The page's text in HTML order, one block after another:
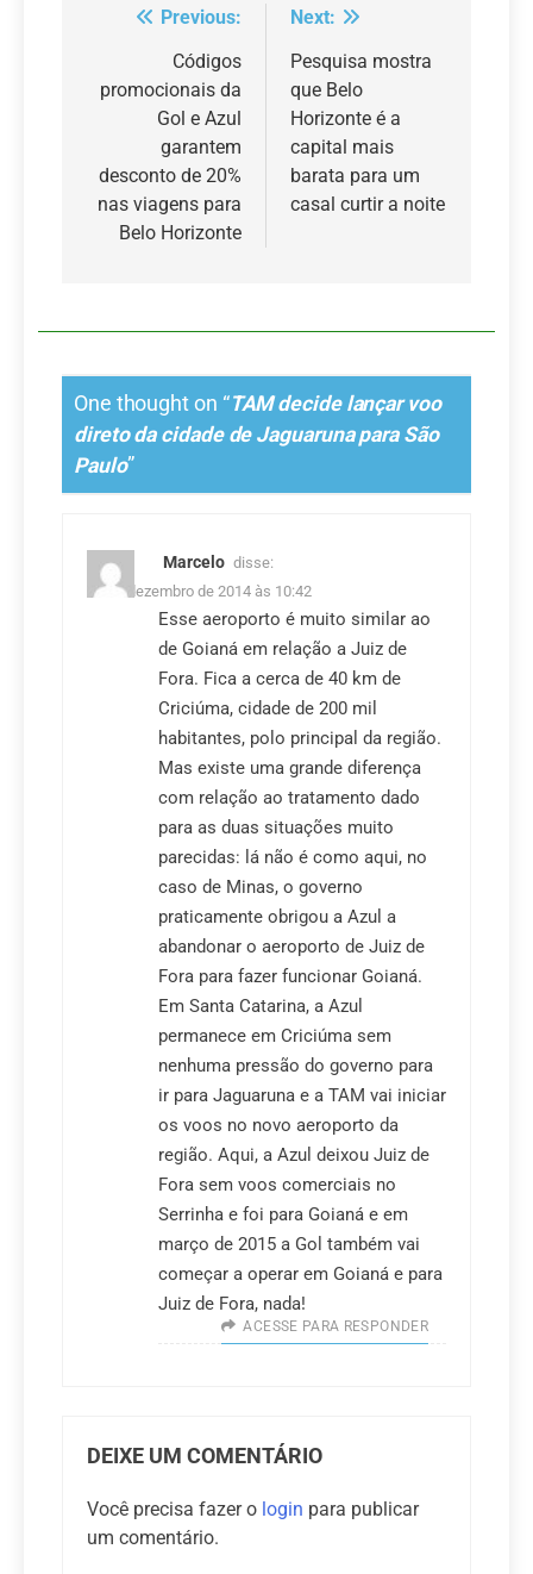
Navegação
Post
Previous:
Códigos
promocionais da
Gol e Azul
garantem
desconto de 20%
nas viagens para
Belo Horizonte
Next:
Pesquisa mostra
que Belo
Horizonte é a
capital mais
barata para um
casal curtir a noite
One thought on “TAM decide lançar voo
direto da cidade de Jaguaruna para São
Paulo”
Marcelo disse:
15 de dezembro de 2014 às 10:42
Esse aeroporto é muito similar ao
de Goianá em relação a Juiz de
Fora. Fica a cerca de 40 km de
Criciúma, cidade de 200 mil
habitantes, polo principal da região.
Mas existe uma grande diferença
com relação ao tratamento dado
para as duas situações muito
parecidas: lá não é como aqui, no
caso de Minas, o governo
praticamente obrigou a Azul a
abandonar o aeroporto de Juiz de
Fora para fazer funcionar Goianá.
Em Santa Catarina, a Azul
permanece em Criciúma sem
nenhuma pressão do governo para
ir para Jaguaruna e a TAM vai iniciar
os voos no novo aeroporto da
região. Aqui, a Azul deixou Juiz de
Fora sem voos comerciais no
Serrinha e foi para Goianá e em
março de 2015 a Gol também vai
começar a operar em Goianá e para
Juiz de Fora, nada!
ACESSE PARA RESPONDER
DEIXE UM COMENTÁRIO
Você precisa fazer o login para publicar
um comentário.